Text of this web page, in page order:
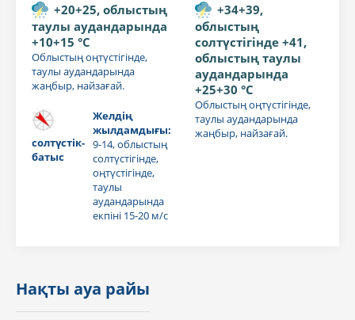
+20+25, облыстың
таулы аудандарында
+10+15 °C
Облыстың оңтүстігінде,
таулы аудандарында
жаңбыр, найзағай.
солтүстік-
батыс
Желдің
жылдамдығы:
9-14, облыстың
солтүстігінде,
оңтүстігінде,
таулы
аудандарында
екпіні 15-20 м/с
+34+39,
облыстың
солтүстігінде +41,
облыстың таулы
аудандарында
+25+30 °C
Облыстың оңтүстігінде,
таулы аудандарында
жаңбыр, найзағай.
Нақты ауа райы